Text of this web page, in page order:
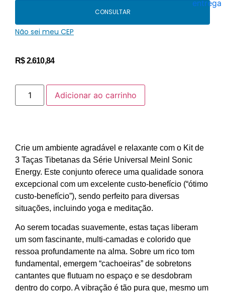
CONSULTAR
Não sei meu CEP
R$2.610,84
Adicionar ao carrinho
Crie um ambiente agradável e relaxante com o Kit de
3 Taças Tibetanas da Série Universal Meinl Sonic
Energy. Este conjunto oferece uma qualidade sonora
excepcional com um excelente custo-benefício (“ótimo
custo-benefício”), sendo perfeito para diversas
situações, incluindo yoga e meditação.
Ao serem tocadas suavemente, estas taças liberam
um som fascinante, multi-camadas e colorido que
ressoa profundamente na alma. Sobre um rico tom
fundamental, emergem “cachoeiras” de sobretons
cantantes que flutuam no espaço e se desdobram
dentro do corpo. A vibração é tão pura que, mesmo um